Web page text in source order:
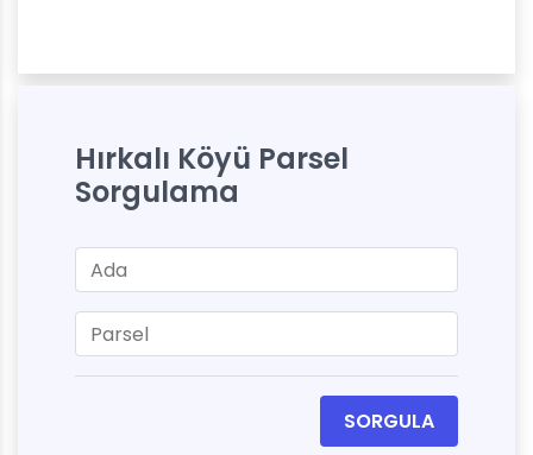
Hırkalı Köyü Parsel
Sorgulama
SORGULA